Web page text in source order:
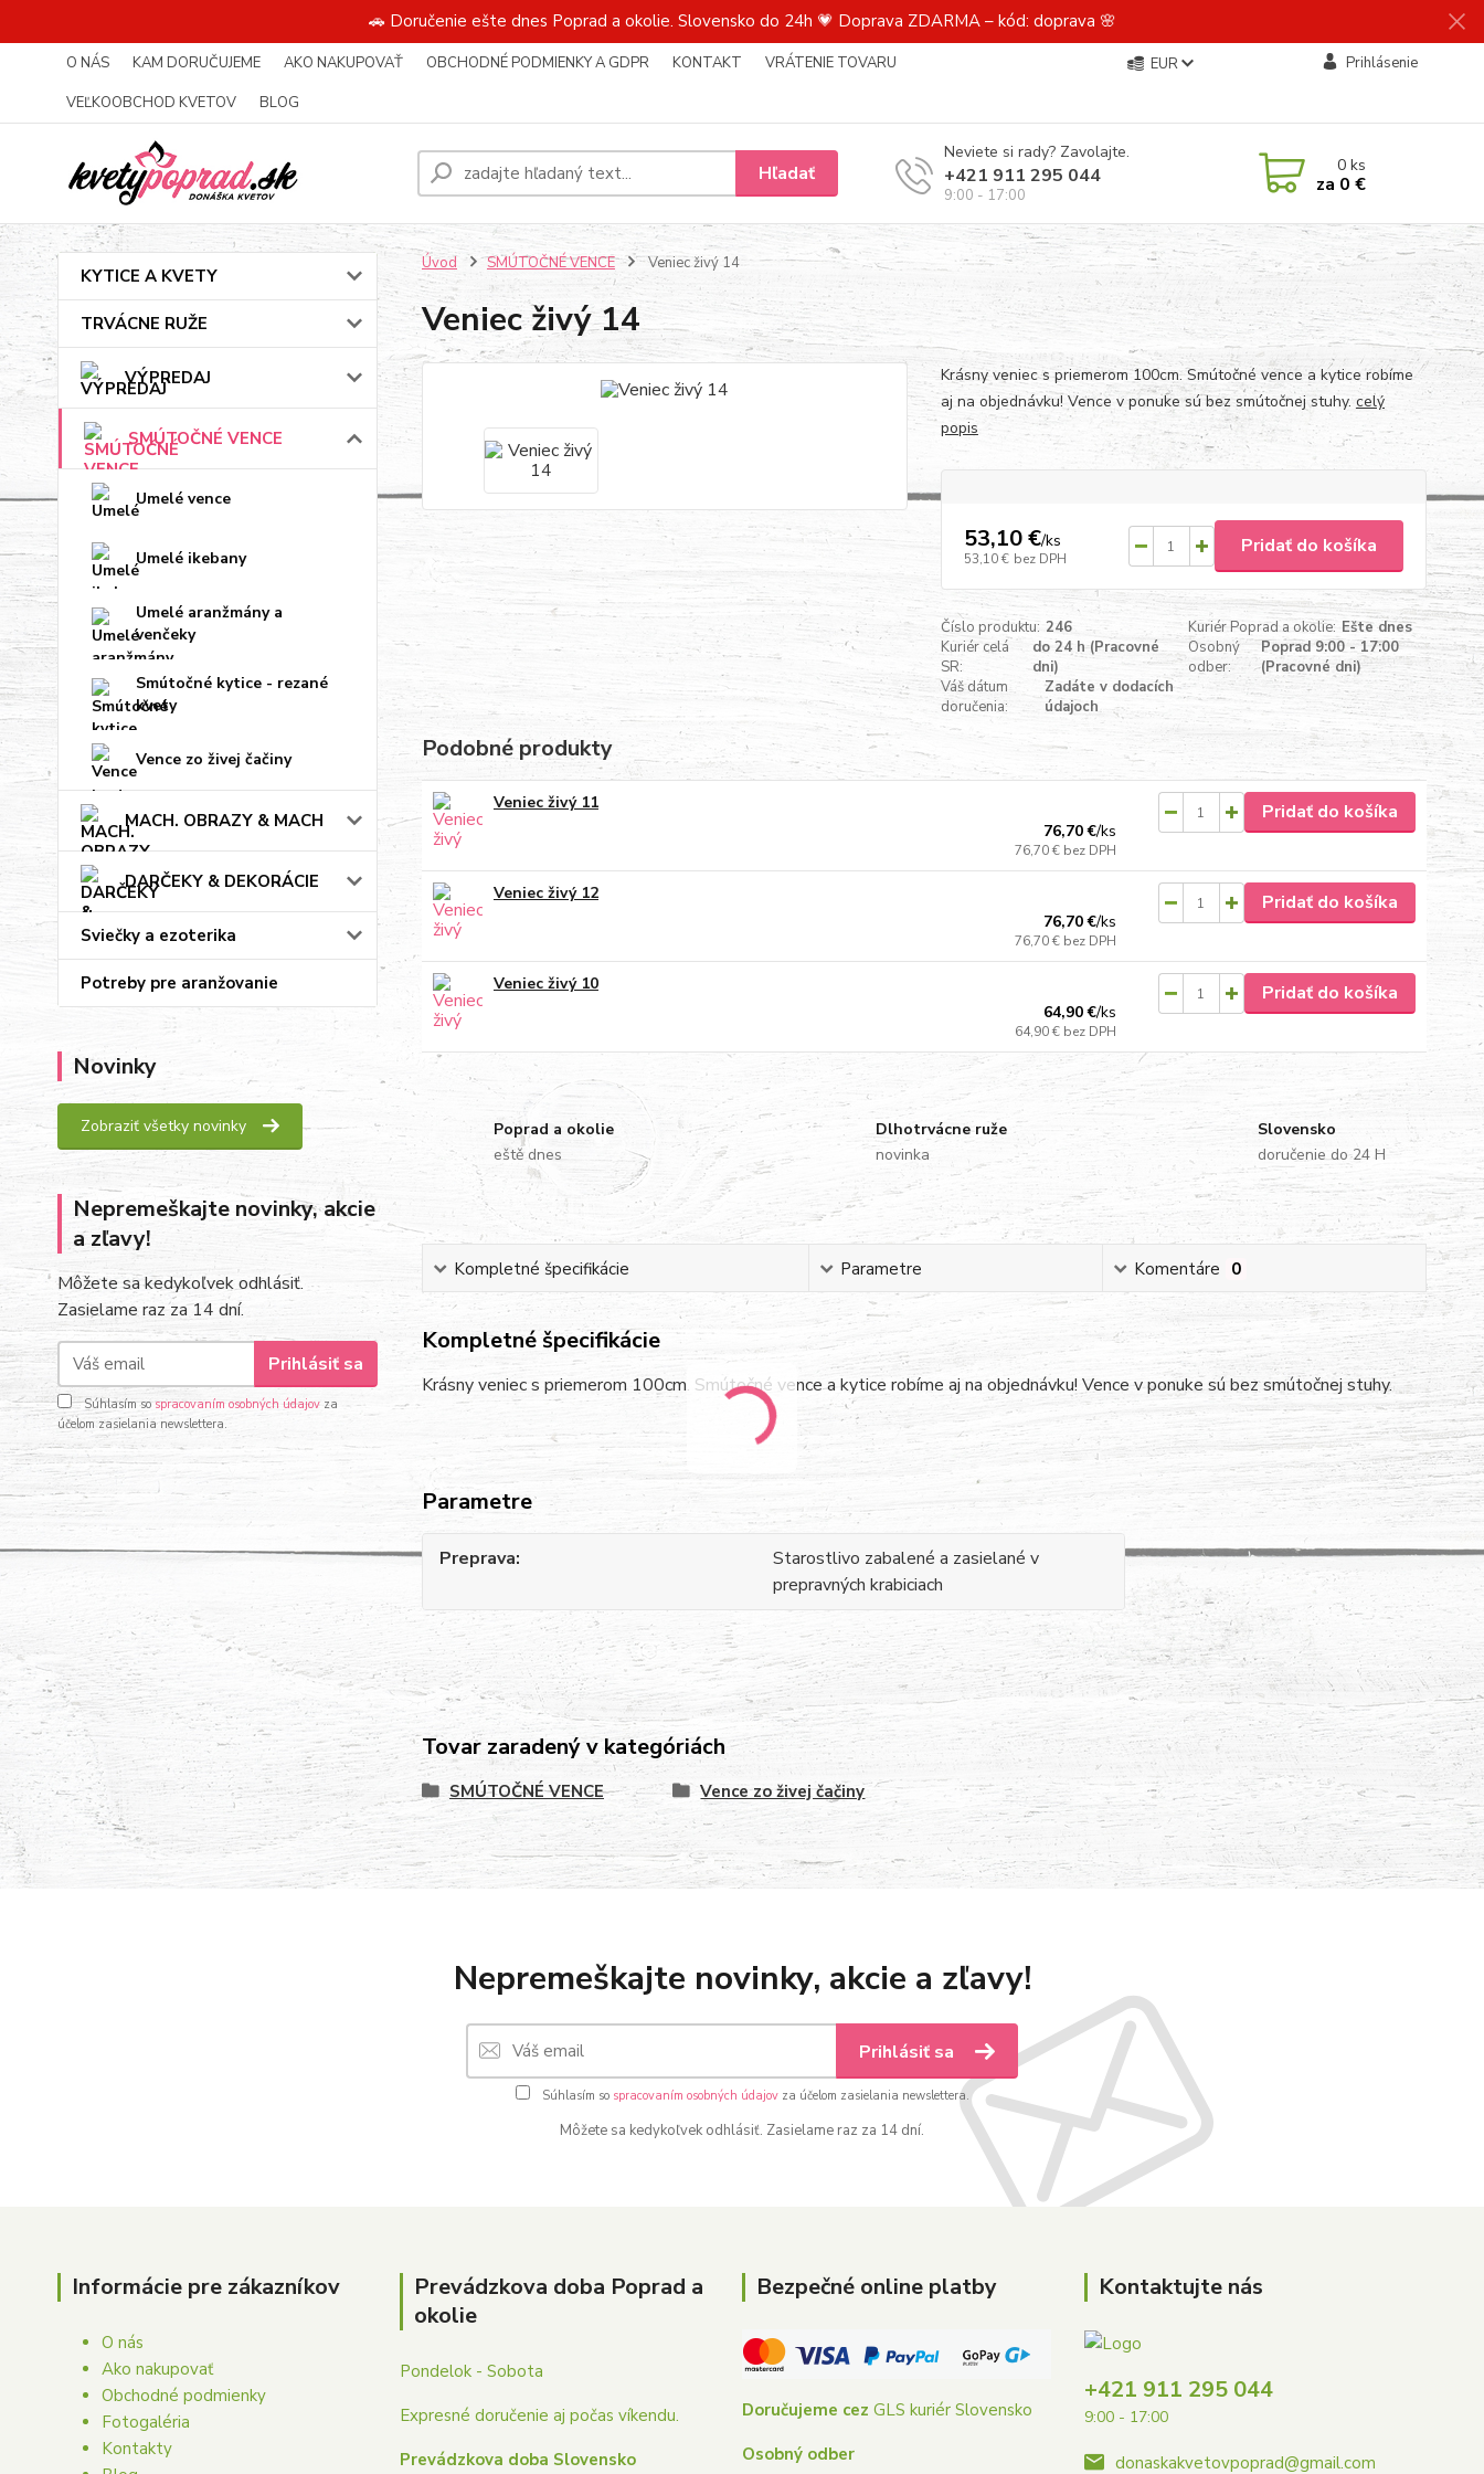
🚗 Doručenie ešte dnes Poprad a okolie. Slovensko do 24h 💗 Doprava ZDARMA – kód: doprava 🌸
O NÁS KAM DORUČUJEME AKO NAKUPOVAŤ OBCHODNÉ PODMIENKY A GDPR KONTAKT
VRÁTENIE TOVARU
VEĽKOOBCHOD KVETOV
BLOG
EUR Prihlásenie
Hľadať
Neviete si rady? Zavolajte.
+421 911 295 044
9:00 - 17:00
0ks
za 0 €
KYTICE A KVETY
TRVÁCNE RUŽE
VÝPREDAJ
SMÚTOČNÉ VENCE
Umelé vence
Umelé ikebany
Umelé aranžmány a
venčeky
Smútočné kytice - rezané
kvety
Vence zo živej čačiny
MACH. OBRAZY & MACH
DARČEKY & DEKORÁCIE
Sviečky a ezoterika
Potreby pre aranžovanie
Novinky
Zobraziť všetky novinky
Nepremeškajte novinky, akcie
a zľavy!
Môžete sa kedykoľvek odhlásiť.
Zasielame raz za 14 dní.
Prihlásiť sa
Súhlasím so spracovaním osobných údajov za
účelom zasielania newslettera.
Úvod SMÚTOČNÉ VENCE Veniec živý 14
Veniec živý 14
Krásny veniec s priemerom 100cm. Smútočné vence a kytice robíme
aj na objednávku! Vence v ponuke sú bez smútočnej stuhy. celý
popis
53,10 €/ks
53,10 € bez DPH
Pridať do košíka
Číslo produktu: 246 Kuriér Poprad a okolie: Ešte dnes
Kuriér celá
SR:
do 24 h (Pracovné
dni)
Osobný
odber:
Poprad 9:00 - 17:00
(Pracovné dni)
Váš dátum
doručenia:
Zadáte v dodacích
údajoch
Podobné produkty
Veniec živý 11
76,70 €/ks
76,70 € bez DPH
Pridať do košíka
Veniec živý 12
76,70 €/ks
76,70 € bez DPH
Pridať do košíka
Veniec živý 10
64,90 €/ks
64,90 € bez DPH
Pridať do košíka
Poprad a okolie
eště dnes
Dlhotrvácne ruže
novinka
Slovensko
doručenie do 24 H
Kompletné špecifikácie Parametre Komentáre 0
Kompletné špecifikácie
Krásny veniec s priemerom 100cm. Smútočné vence a kytice robíme aj na objednávku! Vence v ponuke sú bez smútočnej stuhy.
Parametre
Preprava
Starostlivo zabalené a zasielané v
prepravných krabiciach
Tovar zaradený v kategóriách
SMÚTOČNÉ VENCE Vence zo živej čačiny
Nepremeškajte novinky, akcie a zľavy!
Prihlásiť sa
Súhlasím so spracovaním osobných údajovza účelom zasielania newslettera.
Môžete sa kedykoľvek odhlásiť. Zasielame raz za 14 dní.
Informácie pre zákazníkov
O nás
Ako nakupovať
Obchodné podmienky
Fotogaléria
Kontakty
Prevádzkova doba Poprad a
okolie
Pondelok - Sobota
Expresné doručenie aj počas víkendu.
Prevádzkova doba Slovensko
Bezpečné online platby
Doručujeme cez GLS kuriér Slovensko
Osobný odber
Kontaktujte nás
+421 911 295 044
9:00 - 17:00
donaskakvetovpoprad@gmail.com